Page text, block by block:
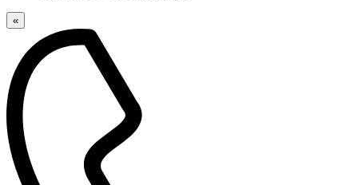
«